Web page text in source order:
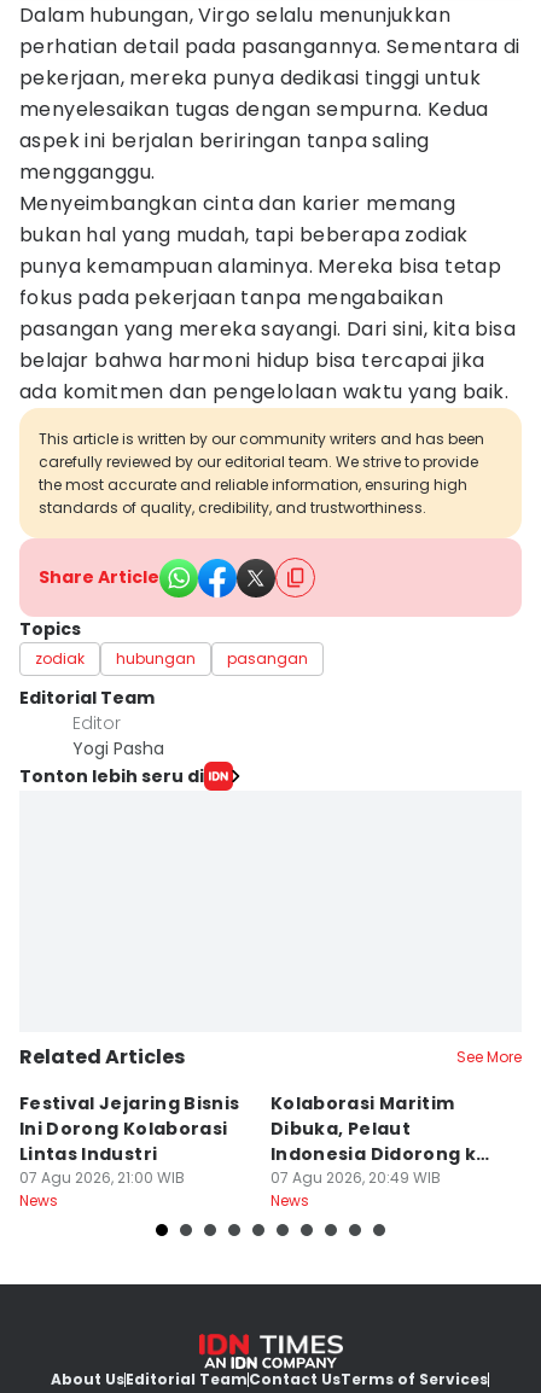
Dalam hubungan, Virgo selalu menunjukkan
perhatian detail pada pasangannya. Sementara di
pekerjaan, mereka punya dedikasi tinggi untuk
menyelesaikan tugas dengan sempurna. Kedua
aspek ini berjalan beriringan tanpa saling
mengganggu.
Menyeimbangkan cinta dan karier memang
bukan hal yang mudah, tapi beberapa zodiak
punya kemampuan alaminya. Mereka bisa tetap
fokus pada pekerjaan tanpa mengabaikan
pasangan yang mereka sayangi. Dari sini, kita bisa
belajar bahwa harmoni hidup bisa tercapai jika
ada komitmen dan pengelolaan waktu yang baik.
This article is written by our community writers and has been
carefully reviewed by our editorial team. We strive to provide
the most accurate and reliable information, ensuring high
standards of quality, credibility, and trustworthiness.
Share Article
Topics
zodiak hubungan pasangan
Editorial Team
Editor
Yogi Pasha
Tonton lebih seru di
Related Articles See More
Festival Jejaring Bisnis
Ini Dorong Kolaborasi
Lintas Industri
07 Agu 2026, 21:00 WIB
News
Kolaborasi Maritim
Dibuka, Pelaut
Indonesia Didorong ke
Pasar Global
07 Agu 2026, 20:49 WIB
News
About UsEditorial TeamContact UsTerms of Services